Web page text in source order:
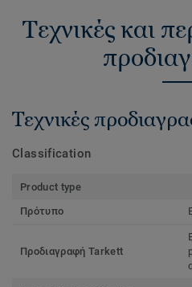
Τεχνικές και
Τεχνικές
Classification
Product type
Πρότυπο
Προδιαγραφή Tarkett